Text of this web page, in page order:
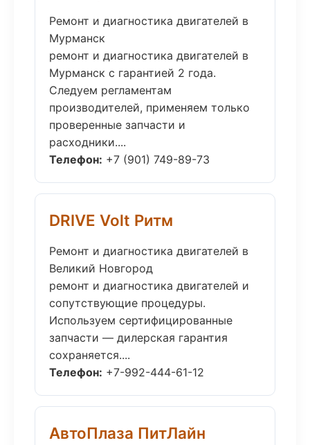
Ремонт и диагностика двигателей в
Мурманск
ремонт и диагностика двигателей в
Мурманск с гарантией 2 года.
Следуем регламентам
производителей, применяем только
проверенные запчасти и
расходники....
Телефон: +7 (901) 749-89-73
DRIVE Volt Ритм
Ремонт и диагностика двигателей в
Великий Новгород
ремонт и диагностика двигателей и
сопутствующие процедуры.
Используем сертифицированные
запчасти — дилерская гарантия
сохраняется....
Телефон: +7-992-444-61-12
АвтоПлаза ПитЛайн